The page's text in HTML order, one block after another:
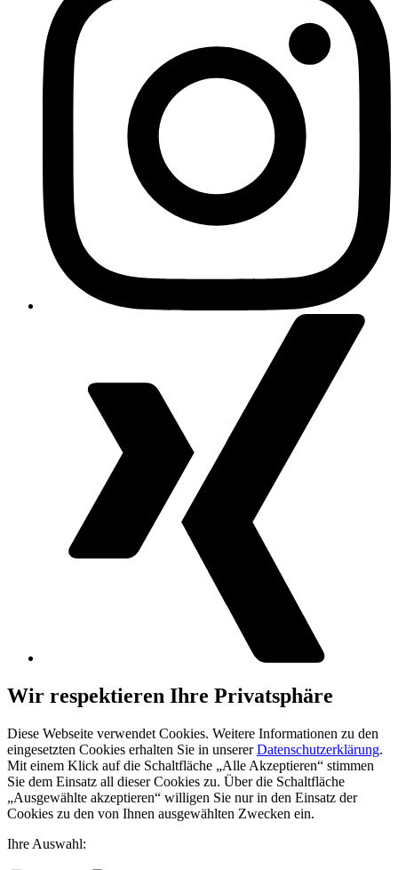
Wir respektieren Ihre Privatsphäre
Diese Webseite verwendet Cookies. Weitere Informationen zu den
eingesetzten Cookies erhalten Sie in unsererDatenschutzerklärung.
Mit einem Klick auf die Schaltfläche „Alle Akzeptieren“ stimmen
Sie dem Einsatz all dieser Cookies zu. Über die Schaltfläche
„Ausgewählte akzeptieren“ willigen Sie nur in den Einsatz der
Cookies zu den von Ihnen ausgewählten Zwecken ein.
Ihre Auswahl: